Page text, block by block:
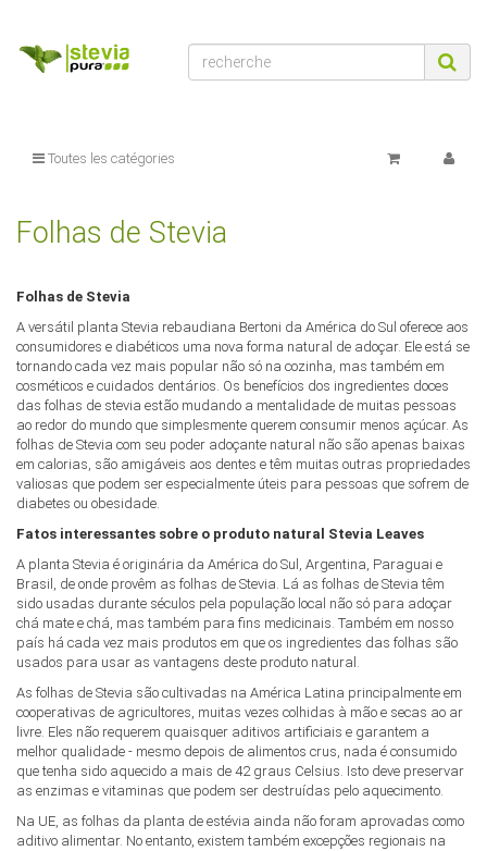
Toutes les catégories
Folhas de Stevia
Folhas de Stevia
A versátil planta Stevia rebaudiana Bertoni da América do Sul oferece aos
consumidores e diabéticos uma nova forma natural de adoçar. Ele está se
tornando cada vez mais popular não só na cozinha, mas também em
cosméticos e cuidados dentários. Os benefícios dos ingredientes doces
das folhas de stevia estão mudando a mentalidade de muitas pessoas
ao redor do mundo que simplesmente querem consumir menos açúcar. As
folhas de Stevia com seu poder adoçante natural não são apenas baixas
em calorias, são amigáveis aos dentes e têm muitas outras propriedades
valiosas que podem ser especialmente úteis para pessoas que sofrem de
diabetes ou obesidade.
Fatos interessantes sobre o produto natural Stevia Leaves
A planta Stevia é originária da América do Sul, Argentina, Paraguai e
Brasil, de onde provêm as folhas de Stevia. Lá as folhas de Stevia têm
sido usadas durante séculos pela população local não só para adoçar
chá mate e chá, mas também para fins medicinais. Também em nosso
país há cada vez mais produtos em que os ingredientes das folhas são
usados para usar as vantagens deste produto natural.
As folhas de Stevia são cultivadas na América Latina principalmente em
cooperativas de agricultores, muitas vezes colhidas à mão e secas ao ar
livre. Eles não requerem quaisquer aditivos artificiais e garantem a
melhor qualidade - mesmo depois de alimentos crus, nada é consumido
que tenha sido aquecido a mais de 42 graus Celsius. Isto deve preservar
as enzimas e vitaminas que podem ser destruídas pelo aquecimento.
Na UE, as folhas da planta de estévia ainda não foram aprovadas como
aditivo alimentar. No entanto, existem também excepções regionais na
WarenkorbVersandkostenfreiHinweis
69,00 &euro; et nous livrons
gratuitement avec DHL dans Bermuda, Canada, Germany,
(typeof xajax == "undefined") { xajax = {}; xajax.config = {}; }else {if
(typeof xajax.config == "undefined") xajax.config = {}; }
xajax.config.statusMessages = false; xajax.config.waitCursor = false;
xajax.config.defaultMode = "asynchronous";
xajax.config.defaultMethod = "POST"; /* ]]> */ </script> <script ty[...]
$xajax_javascript
zuletztInWarenkorbGelegterArtikel : null
$zuletztInWarenkorbGelegterArtikel